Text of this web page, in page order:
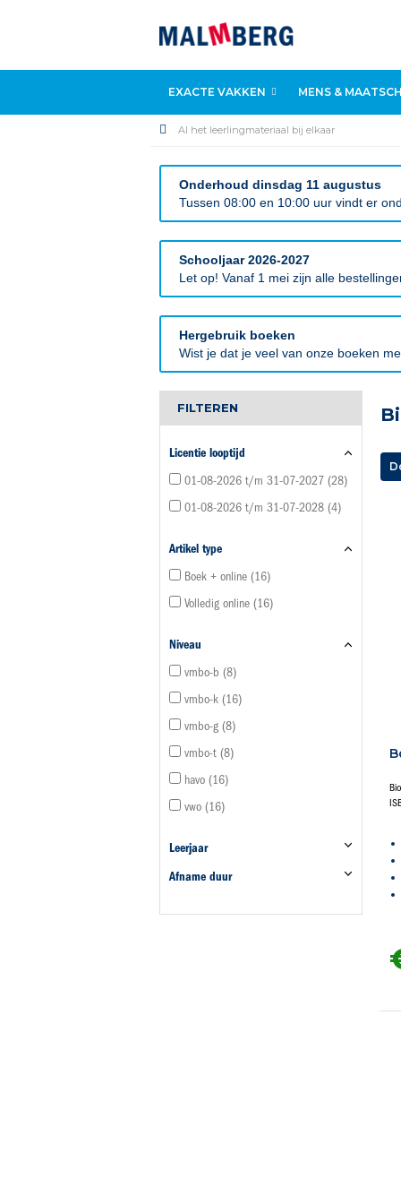
EXACTE VAKKEN MENS &
Al het leerlingmateriaal bij elkaar
Onderhoud dinsdag 11 augustus
Tussen 08:00 en 10:00 uur vindt er
Schooljaar 2026-2027
Let op! Vanaf 1 mei zijn alle
Hergebruik boeken
Wist je dat je veel van onze boeken
FILTEREN
Licentie looptijd
01-08-2026 t/m 31-07-2027 28
01-08-2026 t/m 31-07-2028 4
Artikel type
Boek + online 16
Volledig online 16
Niveau
vmbo-b 8
vmbo-k 16
vmbo-g 8
vmbo-t 8
havo 16
vwo 16
Leerjaar
Afname duur